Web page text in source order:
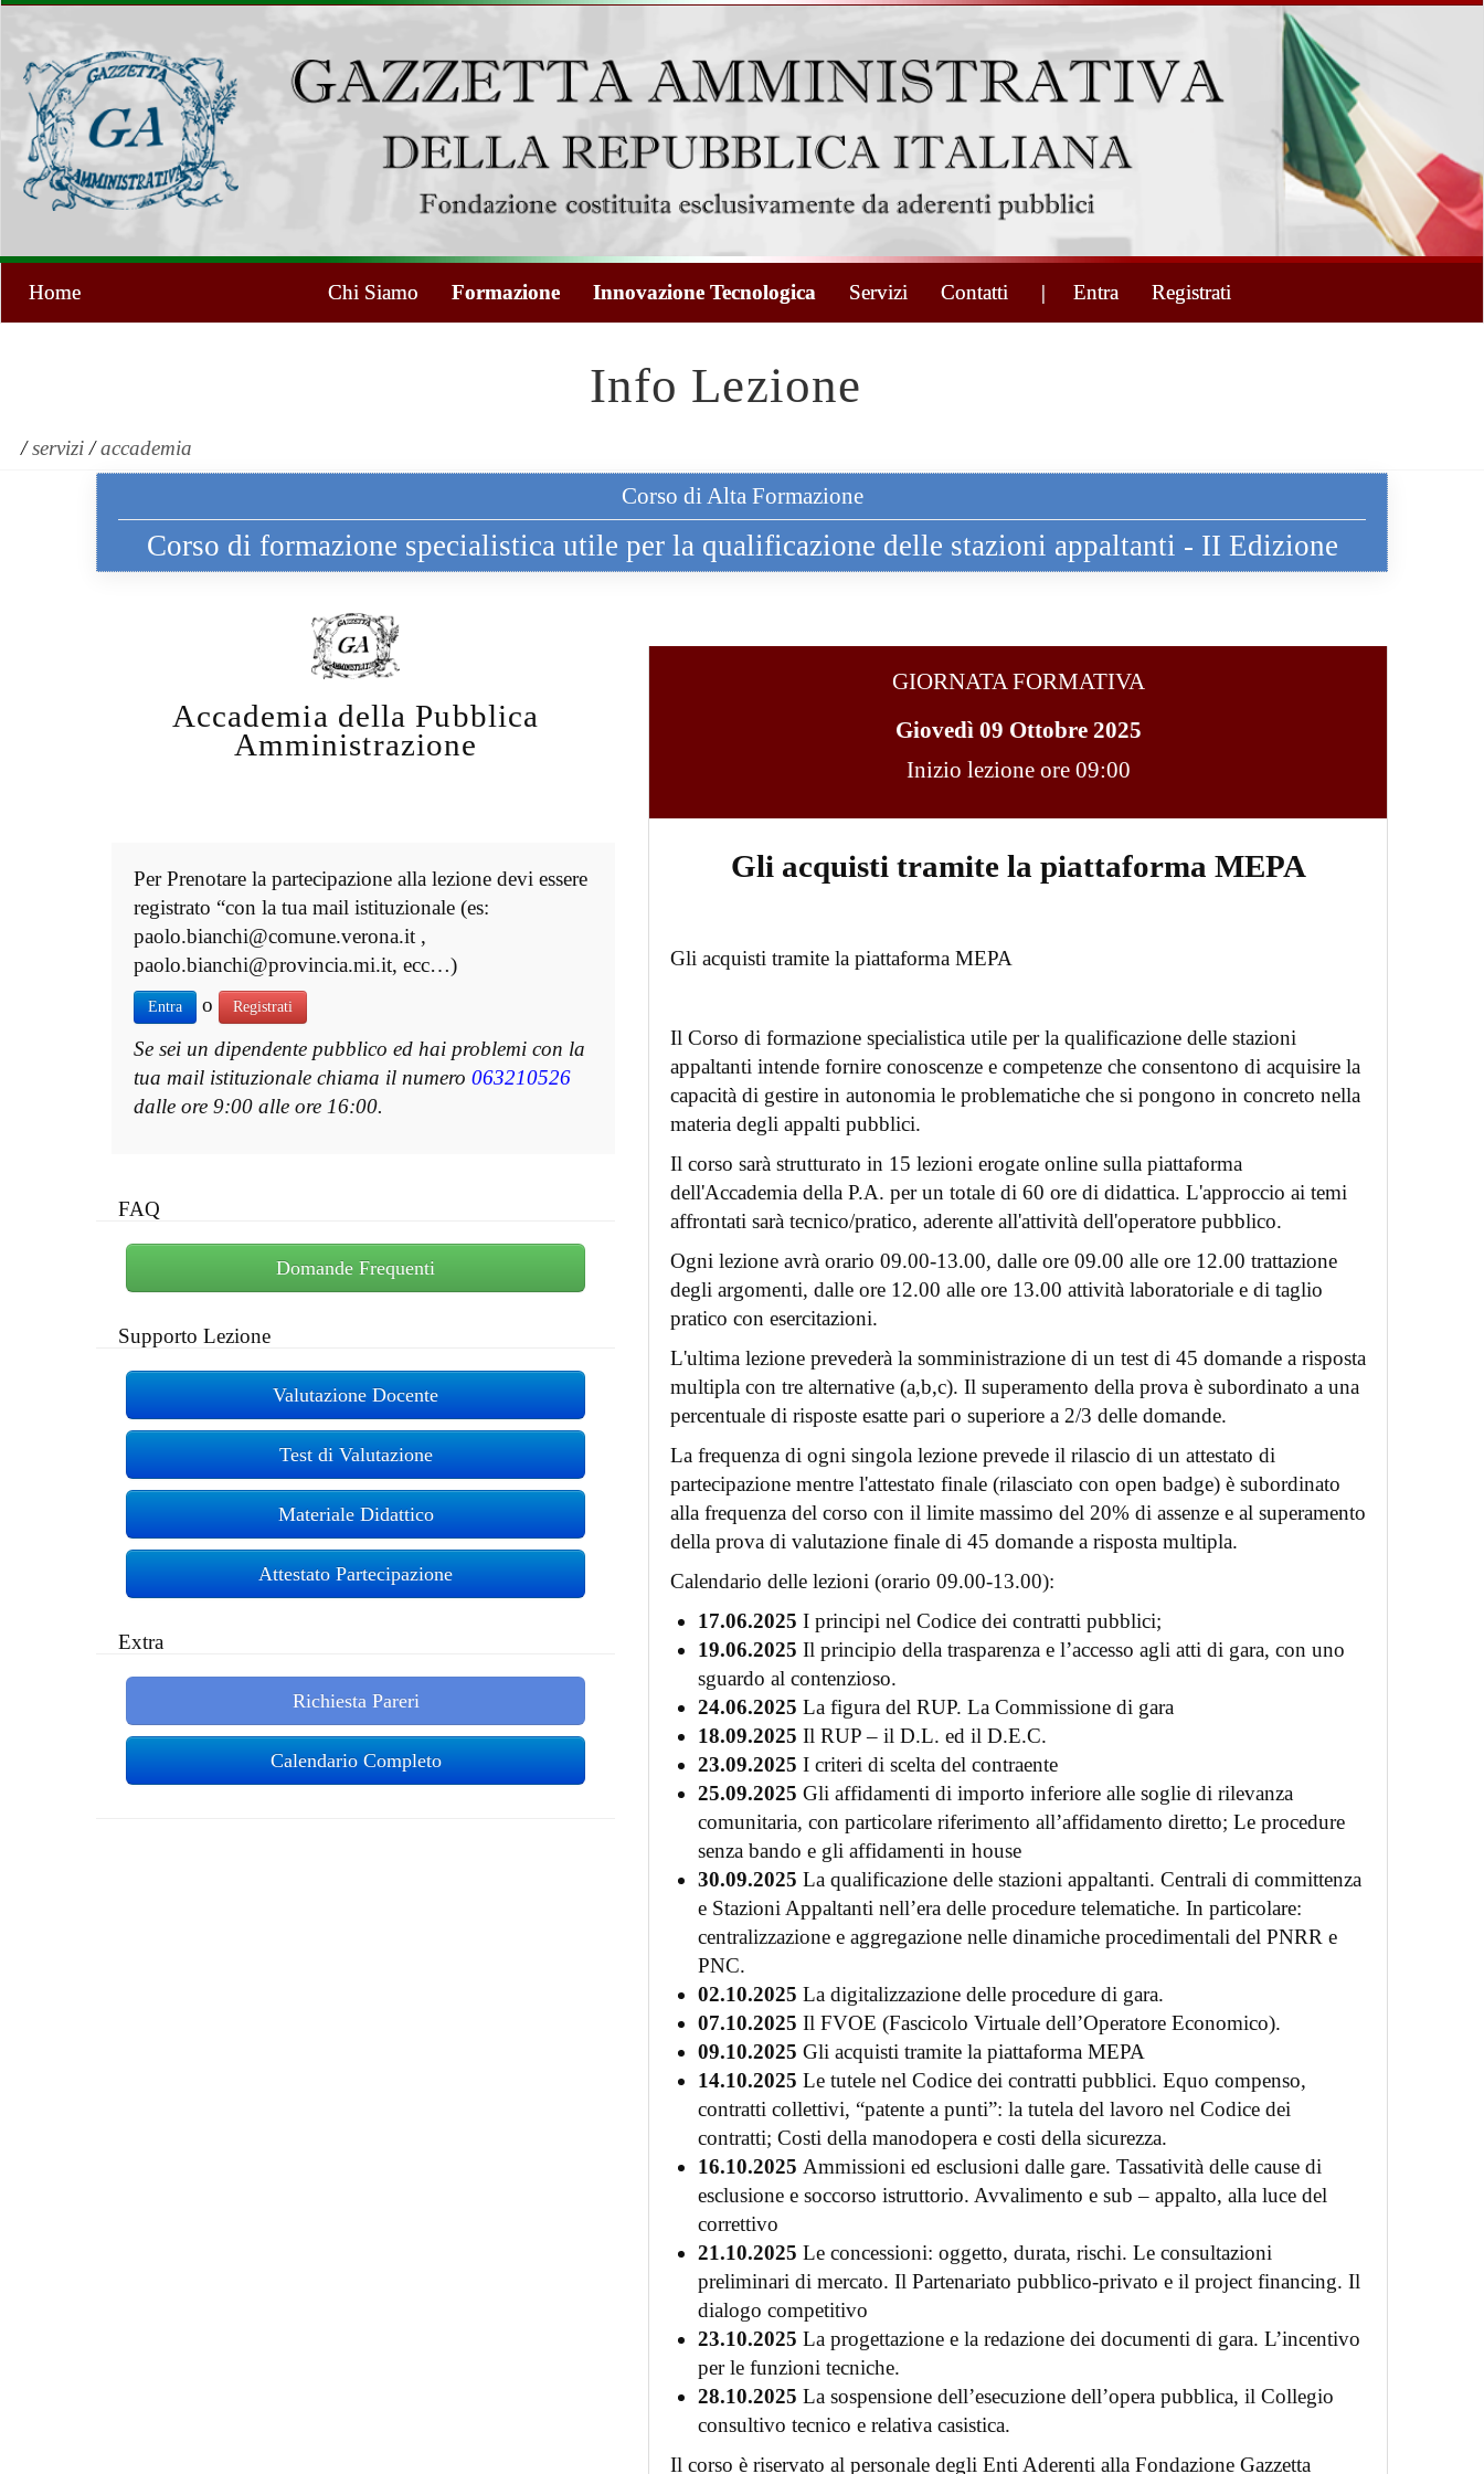
Home Chi Siamo Formazione Innovazione Tecnologica Servizi Contatti | Entra Registrati
Info Lezione
/servizi/accademia
Corso di Alta Formazione
Corso di formazione specialistica utile per la qualificazione delle stazioni appaltanti - II Edizione
Accademia della Pubblica
Amministrazione
Per Prenotare la partecipazione alla lezione devi essere
registrato “con la tua mail istituzionale (es:
paolo.bianchi@comune.verona.it ,
paolo.bianchi@provincia.mi.it, ecc…)
Entra o Registrati
Se sei un dipendente pubblico ed hai problemi con la
tua mail istituzionale chiama il numero 063210526
dalle ore 9:00 alle ore 16:00.
FAQ
Domande Frequenti
Supporto Lezione
Valutazione Docente
Test di Valutazione
Materiale Didattico
Attestato Partecipazione
Extra
Richiesta Pareri
Calendario Completo
GIORNATA FORMATIVA
Giovedì 09 Ottobre 2025
Inizio lezione ore 09:00
Gli acquisti tramite la piattaforma MEPA
Gli acquisti tramite la piattaforma MEPA
Il Corso di formazione specialistica utile per la qualificazione delle stazioni
appaltanti intende fornire conoscenze e competenze che consentono di acquisire la
capacità di gestire in autonomia le problematiche che si pongono in concreto nella
materia degli appalti pubblici.
Il corso sarà strutturato in 15 lezioni erogate online sulla piattaforma
dell'Accademia della P.A. per un totale di 60 ore di didattica. L'approccio ai temi
affrontati sarà tecnico/pratico, aderente all'attività dell'operatore pubblico.
Ogni lezione avrà orario 09.00-13.00, dalle ore 09.00 alle ore 12.00 trattazione
degli argomenti, dalle ore 12.00 alle ore 13.00 attività laboratoriale e di taglio
pratico con esercitazioni.
L'ultima lezione prevederà la somministrazione di un test di 45 domande a risposta
multipla con tre alternative (a,b,c). Il superamento della prova è subordinato a una
percentuale di risposte esatte pari o superiore a 2/3 delle domande.
La frequenza di ogni singola lezione prevede il rilascio di un attestato di
partecipazione mentre l'attestato finale (rilasciato con open badge) è subordinato
alla frequenza del corso con il limite massimo del 20% di assenze e al superamento
della prova di valutazione finale di 45 domande a risposta multipla.
Calendario delle lezioni (orario 09.00-13.00):
17.06.2025 I principi nel Codice dei contratti pubblici;
19.06.2025 Il principio della trasparenza e l’accesso agli atti di gara, con uno
sguardo al contenzioso.
24.06.2025 La figura del RUP. La Commissione di gara
18.09.2025 Il RUP – il D.L. ed il D.E.C.
23.09.2025 I criteri di scelta del contraente
25.09.2025 Gli affidamenti di importo inferiore alle soglie di rilevanza
comunitaria, con particolare riferimento all’affidamento diretto; Le procedure
senza bando e gli affidamenti in house
30.09.2025 La qualificazione delle stazioni appaltanti. Centrali di committenza
e Stazioni Appaltanti nell’era delle procedure telematiche. In particolare:
centralizzazione e aggregazione nelle dinamiche procedimentali del PNRR e
PNC.
02.10.2025 La digitalizzazione delle procedure di gara.
07.10.2025 Il FVOE (Fascicolo Virtuale dell’Operatore Economico).
09.10.2025 Gli acquisti tramite la piattaforma MEPA
14.10.2025 Le tutele nel Codice dei contratti pubblici. Equo compenso,
contratti collettivi, “patente a punti”: la tutela del lavoro nel Codice dei
contratti; Costi della manodopera e costi della sicurezza.
16.10.2025 Ammissioni ed esclusioni dalle gare. Tassatività delle cause di
esclusione e soccorso istruttorio. Avvalimento e sub – appalto, alla luce del
correttivo
21.10.2025 Le concessioni: oggetto, durata, rischi. Le consultazioni
preliminari di mercato. Il Partenariato pubblico-privato e il project financing. Il
dialogo competitivo
23.10.2025 La progettazione e la redazione dei documenti di gara. L’incentivo
per le funzioni tecniche.
28.10.2025 La sospensione dell’esecuzione dell’opera pubblica, il Collegio
consultivo tecnico e relativa casistica.
Il corso è riservato al personale degli Enti Aderenti alla Fondazione Gazzetta